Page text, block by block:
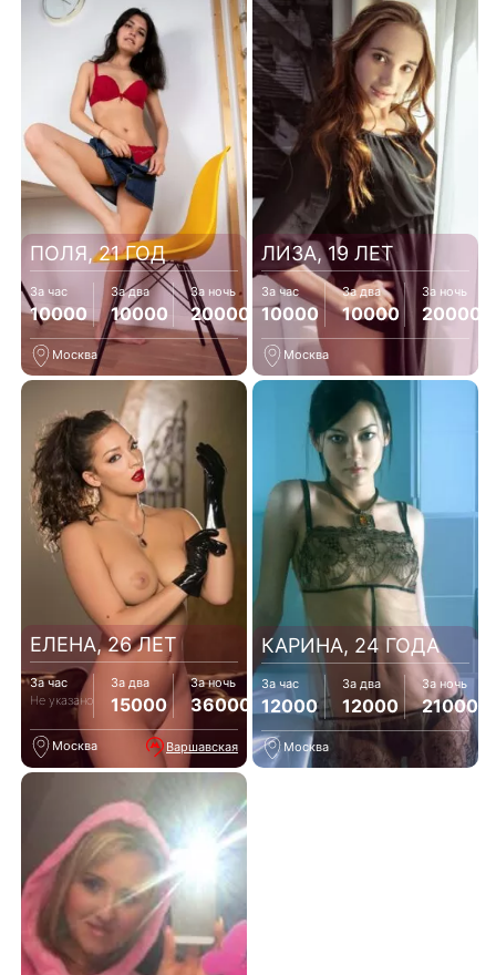
ПОЛЯ, 21 ГОД
За час
10000
За два
10000
За ночь
20000
Москва
ЛИЗА, 19 ЛЕТ
За час
10000
За два
10000
За ночь
20000
Москва
ЕЛЕНА, 26 ЛЕТ
За час
Не указано
За два
15000
За ночь
36000
Москва Варшавская
КАРИНА, 24 ГОДА
За час
12000
За два
12000
За ночь
21000
Москва